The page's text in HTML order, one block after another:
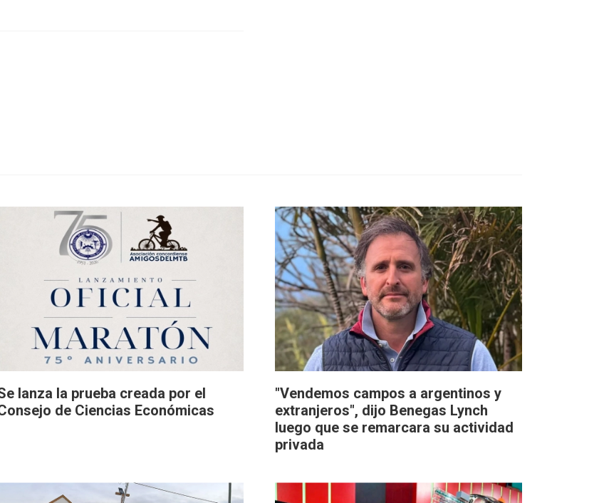
lanza la prueba creada por el
de Ciencias Económicas
"Vendemos campos a argentinos y
extranjeros", dijo Benegas Lynch
luego que se remarcara su actividad
privada